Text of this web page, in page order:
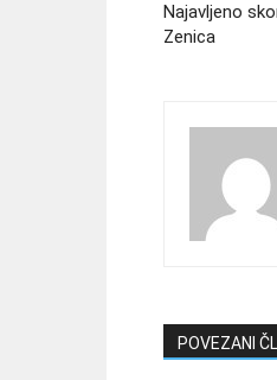
Najavljeno
Zenica
POVEZANI